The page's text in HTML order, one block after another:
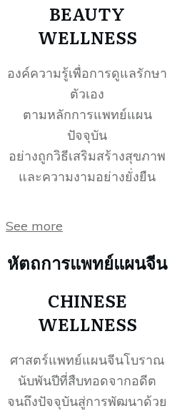
BEAUTY
WELLNESS
องค์ความรู้เพื่อการดูแลรักษา
ตัวเอง
ตามหลักการแพทย์แผน
ปัจจุบัน
อย่างถูกวิธีเสริมสร้างสุขภาพ
และความงามอย่างยั่งยืน
See more
หัตถการแพทย์แผนจีน
CHINESE
WELLNESS
ศาสตร์แพทย์แผนจีนโบราณ
นับพันปีที่สืบทอดจากอดีต
จนถึงปัจจุบันสู่การพัฒนาด้วย